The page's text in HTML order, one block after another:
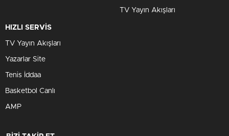
TV Yayın Akışları
HIZLI SERVİS
TV Yayın Akışları
Yazarlar Site
Tenis İddaa
Basketbol Canlı
AMP